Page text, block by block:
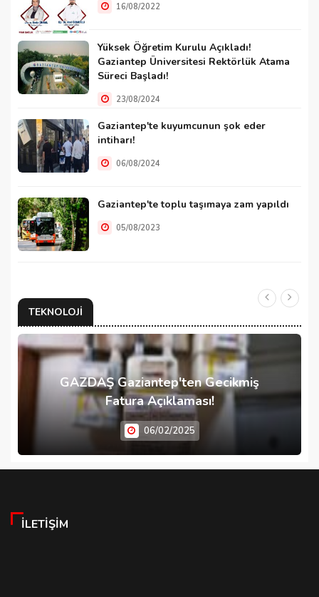
16/08/2022
Yüksek Öğretim Kurulu Açıkladı!
Gaziantep Üniversitesi Rektörlük Atama
Süreci Başladı!
23/08/2024
Gaziantep'te kuyumcunun şok eder
intiharı!
06/08/2024
Gaziantep'te toplu taşımaya zam yapıldı
05/08/2023
TEKNOLOJI
GAZDAŞ Gaziantep'ten Gecikmiş
Fatura Açıklaması!
06/02/2025
İLETIŞIM